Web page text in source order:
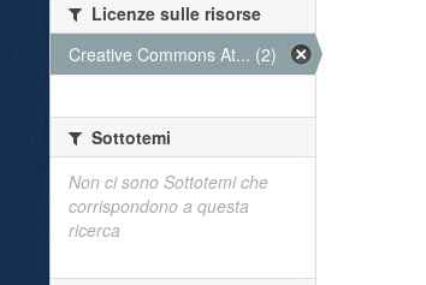
Licenze sulle risorse
Creative Commons At... (2)
Sottotemi
Non ci sono Sottotemi che
corrispondono a questa
ricerca